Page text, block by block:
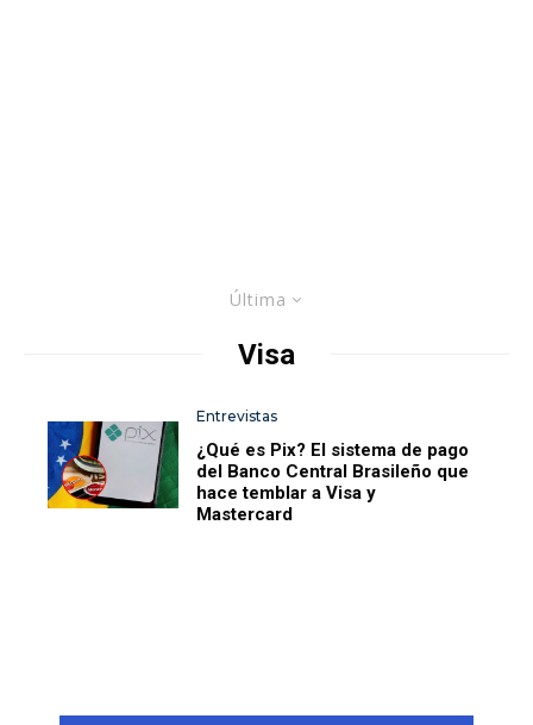
Última
Visa
Entrevistas
¿Qué es Pix? El sistema de pago
del Banco Central Brasileño que
hace temblar a Visa y
Mastercard